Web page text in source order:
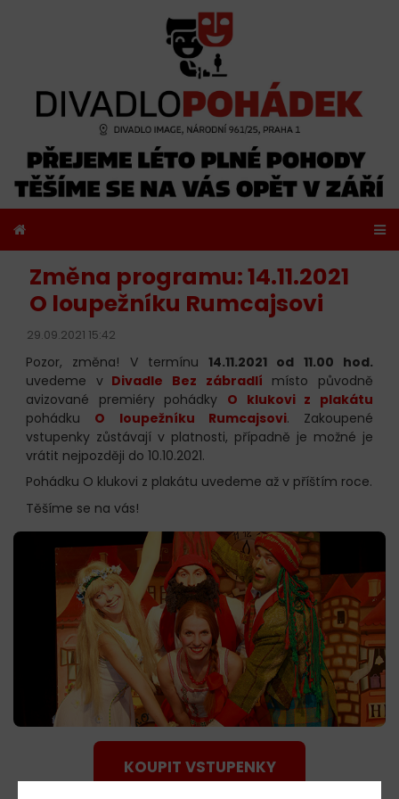
Změna programu: 14.11.2021
O loupežníku Rumcajsovi
29.09.2021 15:42
Pozor, změna! V termínu14.11.2021 od 11.00 hod.
uvedeme v Divadle Bez zábradlí místo původně
avizované premiéry pohádky O klukovi z plakátu
pohádku O loupežníku Rumcajsovi. Zakoupené
vstupenky zůstávají v platnosti, případně je možné je
vrátit nejpozději do 10.10.2021.
Pohádku O klukovi z plakátu uvedeme až v příštím roce.
Těšíme se na vás!
KOUPIT VSTUPENKY